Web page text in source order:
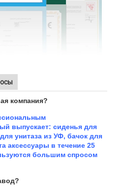
компания?
выпускает: сиденья для
унитаза из УФ, бачок для
аксессуары в течение 25
большим спросом